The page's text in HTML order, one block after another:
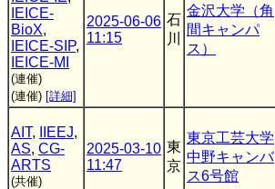
IEICE-
BioX,
IEICE-SIP,
IEICE-MI
(連催)
(連催) [詳細]
2025-06-06
11:15
石
川
金沢大学（角
間キャンパ
ス）
AIT, IIEEJ,
AS, CG-
ARTS
(共催)
2025-03-10
11:47
東
京
東京工芸大学
中野キャンバ
ス6号館